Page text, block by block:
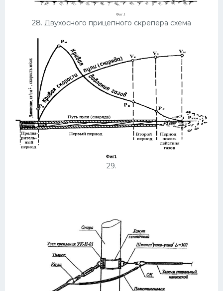
28. Двухосного прицепного скрепера схема
29.